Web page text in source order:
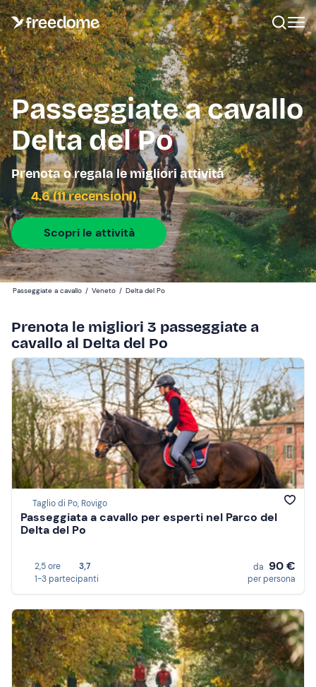
Passeggiate a cavallo
Delta del Po
Prenota o regala le migliori attività
4.6 (11 recensioni)
Scopri le attività
Passeggiate a cavallo / Veneto / Delta del Po
Prenota le migliori 3 passeggiate a
cavallo al Delta del Po
Taglio di Po, Rovigo
Passeggiata a cavallo per esperti nel Parco del
Delta del Po
2,5 ore
3,7
1-3 partecipanti
da 90 €
per persona